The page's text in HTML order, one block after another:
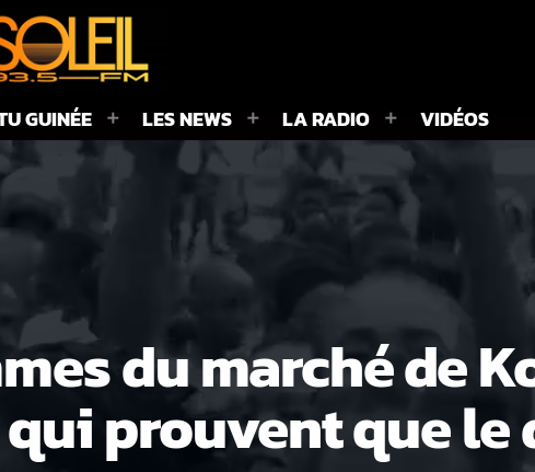
GUINÉE LES NEWS LA RADIO VIDÉOS
du marché de
prouvent que le